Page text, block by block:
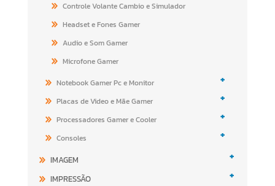
Controle Volante Cambio e Simulador
Headset e Fones Gamer
Audio e Som Gamer
Microfone Gamer
Notebook Gamer Pc e Monitor
+
Placas de Video e Mãe Gamer +
Processadores Gamer e Cooler +
Consoles +
IMAGEM +
IMPRESSÃO +